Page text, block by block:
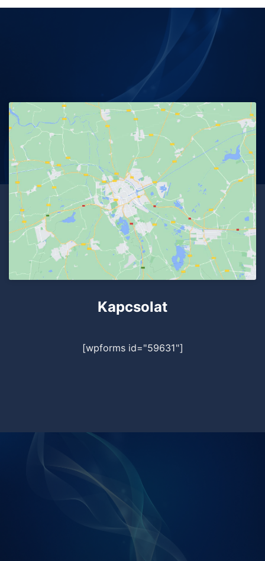
Kapcsolat
[wpforms id="59631"]